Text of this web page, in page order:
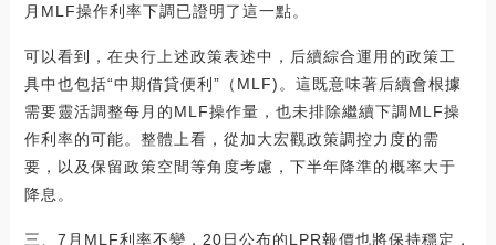
月MLF操作利率下調已證明了這一點。
可以看到，在央行上述政策表述中，后續綜合運用的政策工
具中也包括“中期借貸便利”（MLF)。這既意味著后續會根據
需要靈活調整每月的MLF操作量，也未排除繼續下調MLF操
作利率的可能。整體上看，從加大宏觀政策調控力度的需
要，以及保留政策空間等角度考慮，下半年降準的概率大于
降息。
三、7月MLF利率不變，20日公布的LPR報價也將保持穩定，